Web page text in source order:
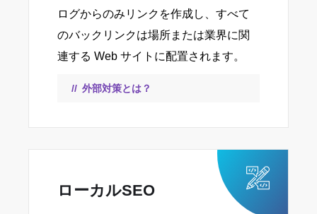
ログからのみリンクを作成し、すべて
のバックリンクは場所または業界に関
連する Web サイトに配置されます。
外部対策とは？
ローカルSEO